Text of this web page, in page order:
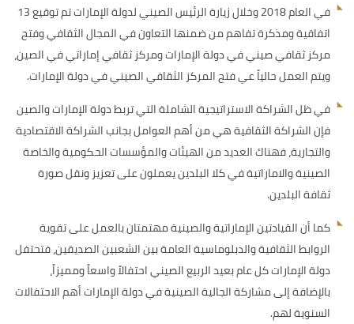
في العام 2018 وخلال زيارة الرئيس الصيني لدولة الإمارات تم توقيع 13
اتفاقية ومذكرة تفاهم من ضمنها التعاون في المجال الثقافي وفتح
مركز ثقافي صيني في دولة الإمارات ومركز ثقافي إماراتي في الصين،
ويتم العمل حالياً عي فتح المركز الثقافي الصيني في دولة الإمارات.
في ظل الشراكة الاستراتيجية الشاملة التي تربط دولة الإمارات والصين
فإن الشراكة الثقافية هي من أهم العوامل بجانب الشراكة الاقتصادية
والتجارية، فهناك العديد من الهيئات والمؤسسات الحكومية والخاصة
الصينية والاماراتية في كلا البلدين يعملون على تعزيز ونقل صورة
ثقافة البلدين.
كما أن القيادتين الإماراتية والصينية مهتمتان بالعمل على تقوية
الروابط الثقافية والدبلوماسية العامة بين الشعبين الصديقين، فتحتفل
دولة الإمارات كل عام بعيد الربيع الصيني احتفالاً واسعاً ومميزاً،
بالإضافة إلى مشاركة الجالية الصينية في دولة الإمارات أهم الاحتفالات
السنوية لهم.